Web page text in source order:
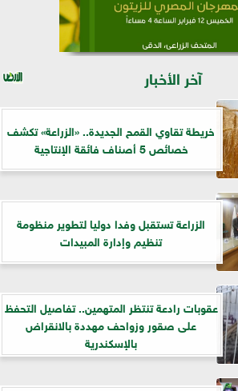
آخر الأخبار
خريطة تقاوي القمح الجديدة.. «الزراعة» تكشف
خصائص 5 أصناف فائقة الإنتاجية
الزراعة تستقبل وفدا دوليا لتطوير منظومة
تنظيم وإدارة المبيدات
عقوبات رادعة تنتظر المتهمين.. تفاصيل التحفظ
على صقور وزواحف مهددة بالانقراض
بالإسكندرية